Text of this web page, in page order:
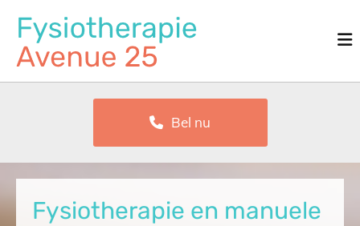
Bel nu
Fysiotherapie en manuele